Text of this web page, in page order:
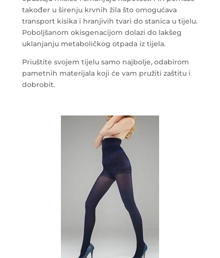
također u širenju krvnih žila što omogućava
transport kisika i hranjivih tvari do stanica u tijelu.
Poboljšanom okisgenacijom dolazi do lakšeg
uklanjanju metaboličkog otpada iz tijela.
Priuštite svojem tijelu samo najbolje, odabirom
pametnih materijala koji će vam pružiti zaštitu i
dobrobit.